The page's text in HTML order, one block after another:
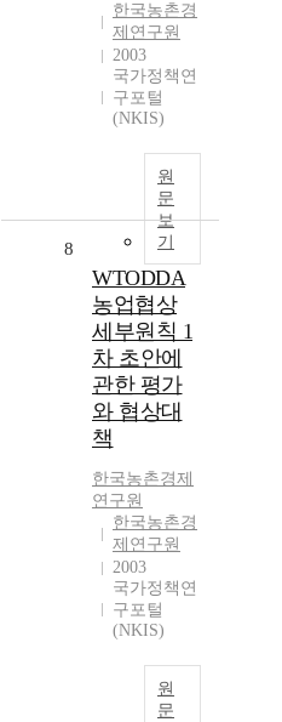
한국농촌경
제연구원
2003
국가정책연
구포털
(NKIS)
원
문
보
기
8
WTODDA
농업협상
세부원칙 1
차 초안에
관한 평가
와 협상대
책
한국농촌경제
연구원
한국농촌경
제연구원
2003
국가정책연
구포털
(NKIS)
원
문